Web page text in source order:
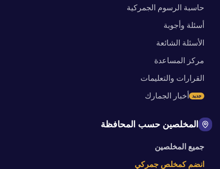
حاسبة الرسوم الجمركية
أسئلة وأجوبة
الأسئلة الشائعة
مركز المساعدة
القرارات والتعليمات
أخبار الجمارك جديد
المخلصين حسب المحافظة
جميع المخلصين
انضم كمخلص جمركي